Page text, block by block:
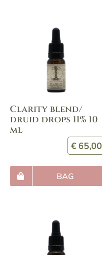
Clarity blend/
druid drops 11% 10
ml
€ 65,00
BAG